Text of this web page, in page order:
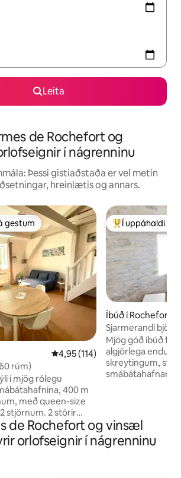
Leita
de Rochefort og
í nágrenninu
Þessi gistiaðstaða er vel metin
hreinlætis og annars.
hjá gestum
gestum
4,95 af 5 í meðaleinkunn, 114
4,95 (114)
rúm)
í mjög rólegu
400 m
með queen-size
stjörnum. 2 stórir
stafrænn kóði til að
geymsla fyrir reiðhjól,
eftirlitsmyndavélar á
Í mestu
Í uppáhaldi
Íbúð í Rochefort
Sjarmerandi björt
Mjög góð íbúð
algjörlega
skreytingum,
göngufjarlægð
Rochefort-
tækifæri til að
de Rochefort og vinsæl
orlofseignir í nágrenninu